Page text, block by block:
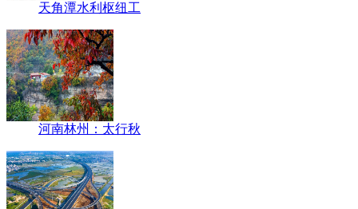
天角潭水利枢纽工
河南林州：太行秋